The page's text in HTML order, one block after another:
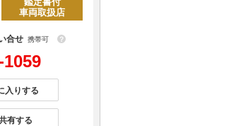
車両取扱店
合せ 携帯可 ？
1059
入りする
有する